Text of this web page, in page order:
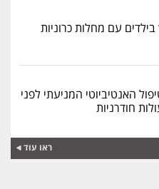
עם מחלות כרוניות
האנטיביוטי המניעתי לפני
חודרניות
ראו עוד